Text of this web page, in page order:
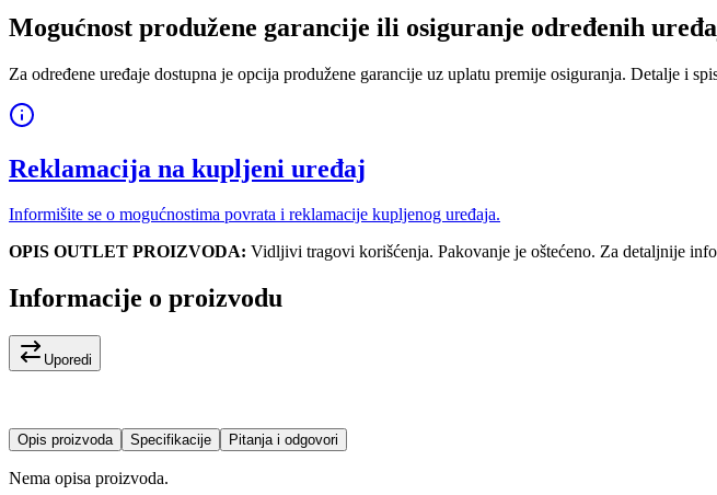
Mogućnost produžene garancije ili osiguranje određenih
Za određene uređaje dostupna je opcija produžene garancije uz uplatu premije osiguranja. Detalje i
Reklamacija na kupljeni uređaj
Informišite se o mogućnostima povrata i reklamacije kupljenog uređaja.
OPIS OUTLET PROIZVODA: Vidljivi tragovi korišćenja. Pakovanje je oštećeno. Za detaljnije
Informacije o proizvodu
Uporedi
Opis proizvoda Specifikacije Pitanja i odgovori
Nema opisa proizvoda.